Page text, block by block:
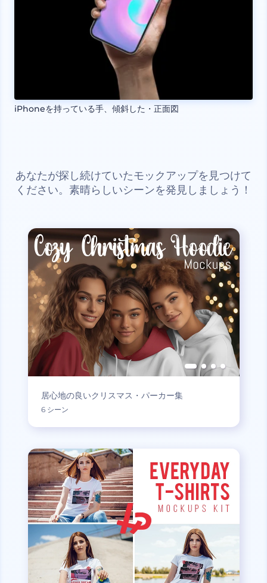
iPhoneを持っている手、傾斜した・正面図
あなたが探し続けていたモックアップを見つけて
ください。素晴らしいシーンを発見しましょう！
居心地の良いクリスマス・パーカー集
6 シーン